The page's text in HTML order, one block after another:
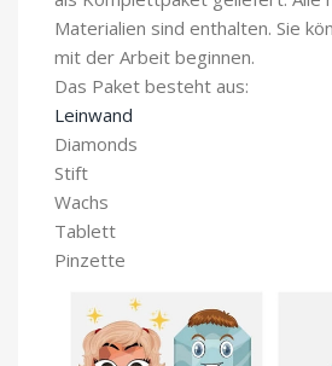
Materialien sind enthalten. Sie
mit der Arbeit beginnen.
Das Paket besteht aus:
Leinwand
Diamonds
Stift
Wachs
Tablett
Pinzette